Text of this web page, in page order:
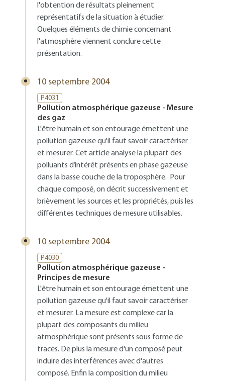
l'obtention de résultats pleinement
représentatifs de la situation à étudier.
Quelques éléments de chimie concernant
l'atmosphère viennent conclure cette
présentation.
10 septembre 2004
P4031
Pollution atmosphérique gazeuse - Mesure
des gaz
L'être humain et son entourage émettent une
pollution gazeuse qu'il faut savoir caractériser
et mesurer. Cet article analyse la plupart des
polluants d’intérêt présents en phase gazeuse
dans la basse couche de la troposphère. Pour
chaque composé, on décrit successivement et
brièvement les sources et les propriétés, puis les
différentes techniques de mesure utilisables.
10 septembre 2004
P4030
Pollution atmosphérique gazeuse -
Principes de mesure
L'être humain et son entourage émettent une
pollution gazeuse qu'il faut savoir caractériser
et mesurer. La mesure est complexe car la
plupart des composants du milieu
atmosphérique sont présents sous forme de
traces. De plus la mesure d'un composé peut
induire des interférences avec d'autres
composé. Enfin la composition du milieu